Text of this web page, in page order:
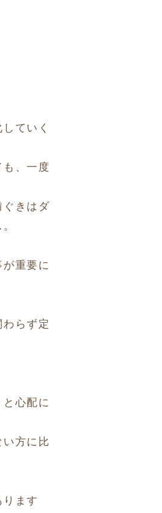
ていく
、一度
きはダ
重要に
らず定
心配に
方に比
ます